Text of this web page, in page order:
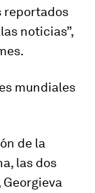
reportados
noticias”,
mundiales
de la
las dos